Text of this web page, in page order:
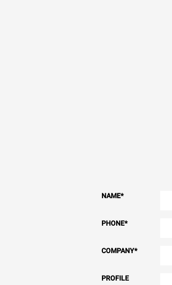
NAME*
PHONE*
COMPANY*
PROFILE